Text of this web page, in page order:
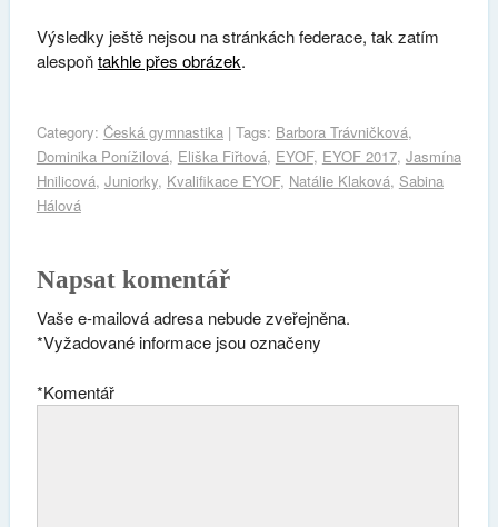
Výsledky ještě nejsou na stránkách federace, tak zatím
alespoňtakhle přes obrázek.
Category: Česká gymnastika| Tags: Barbora Trávničková,
Dominika Ponížilová, Eliška Fiřtová, EYOF, EYOF 2017, Jasmína
Hnilicová, Juniorky, Kvalifikace EYOF, Natálie Klaková, Sabina
Hálová
Napsat komentář
Vaše e-mailová adresa nebude zveřejněna.
Vyžadované informace jsou označeny
*
Komentář
*